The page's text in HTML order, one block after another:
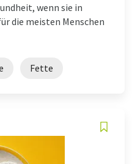
wenn sie in
die meisten Menschen
Fette